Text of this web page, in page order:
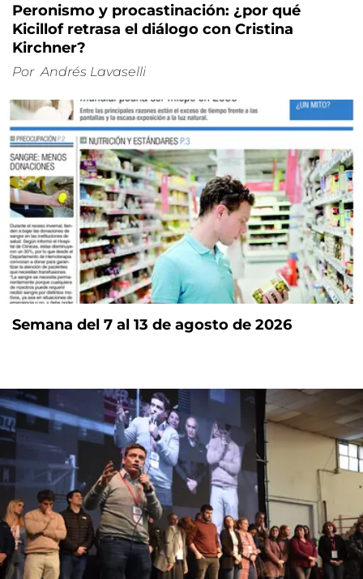
Peronismo y procastinación: ¿por qué
Kicillof retrasa el diálogo con Cristina
Kirchner?
Por Andrés Lavaselli
Semana del 7 al 13 de agosto de 2026